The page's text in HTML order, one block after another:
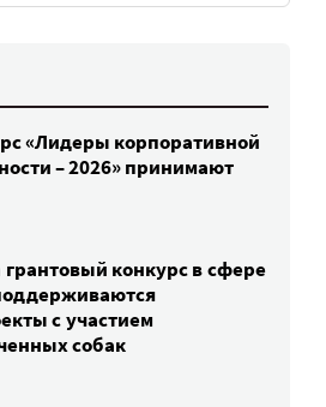
«Лидеры корпоративной
– 2026» принимают
конкурс в сфере
с участием
собак